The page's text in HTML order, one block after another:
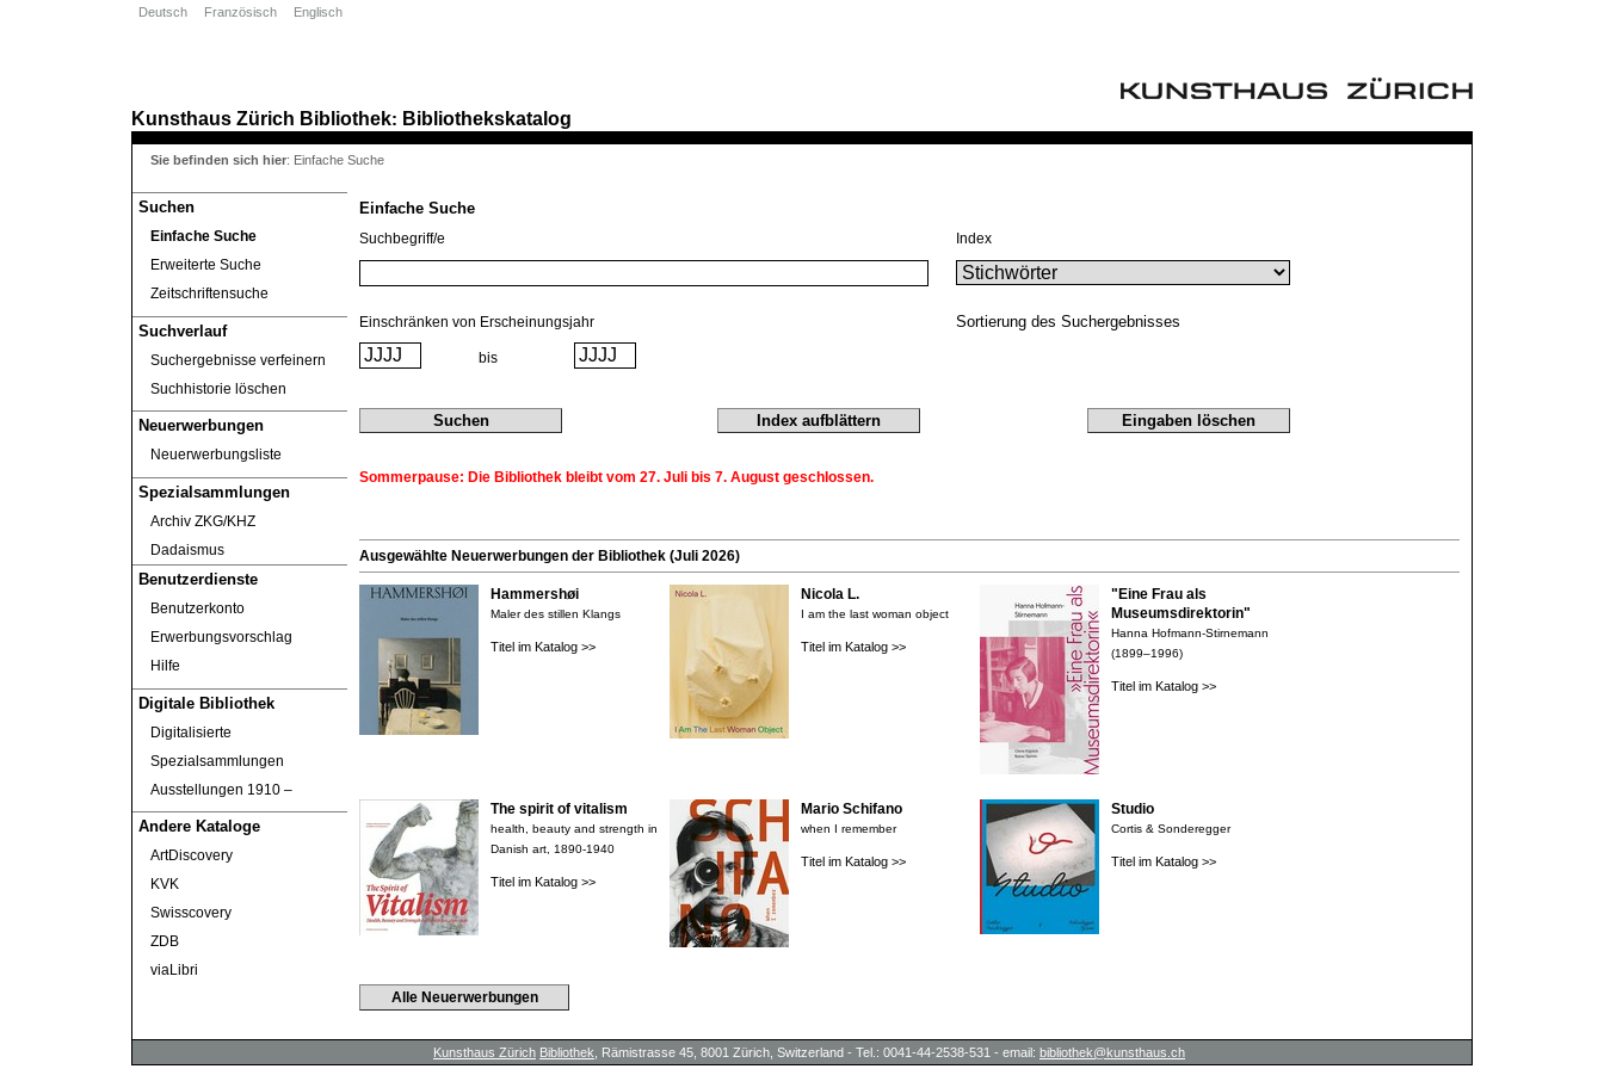
Kunsthaus Zürich Bibliothek: Bibliothekskatalog
Suchen
Einfache Suche
Erweiterte Suche
Zeitschriftensuche
Suchverlauf
Suchergebnisse verfeinern
Suchhistorie löschen
Neuerwerbungen
Neuerwerbungsliste
Spezialsammlungen
Archiv ZKG/KHZ
Dadaismus
Benutzerdienste
Benutzerkonto
Erwerbungsvorschlag
Hilfe
Digitale Bibliothek
Digitalisierte
Spezialsammlungen
Ausstellungen 1910 ‒
Andere Kataloge
ArtDiscovery
KVK
Swisscovery
ZDB
viaLibri
Deutsch Französisch Englisch
Sie befinden sich hier: Einfache Suche
Einfache Suche
Suchbegriff/e Index
Sortierung des Suchergebnisses
Einschränken von Erscheinungsjahr
bis
Sommerpause: Die Bibliothek bleibt vom 27. Juli bis 7. August geschlossen.
Ausgewählte Neuerwerbungen der Bibliothek (Juli 2026)
Hammershøi
Maler des stillen Klangs
Titel im Katalog >>
The spirit of vitalism
health, beauty and strength in
Danish art, 1890-1940
Titel im Katalog >>
Nicola L.
I am the last woman object
Titel im Katalog >>
Mario Schifano
when I remember
Titel im Katalog >>
"Eine Frau als
Museumsdirektorin"
Hanna Hofmann-Stirnemann
(1899–1996)
Titel im Katalog >>
Studio
Cortis & Sonderegger
Titel im Katalog >>
Alle Neuerwerbungen
Kunsthaus Zürich Bibliothek , Rämistrasse 45, 8001 Zürich, Switzerland - Tel.: 0041-44-2538-531 - email: bibliothek@kunsthaus.ch